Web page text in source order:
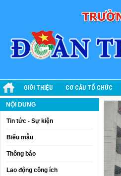
GIỚI THIỆU CƠ CẤU TỔ CHỨC
NỘI DUNG
Tin tức - Sự kiện
Biểu mẫu
Thông báo
Lao động công ích